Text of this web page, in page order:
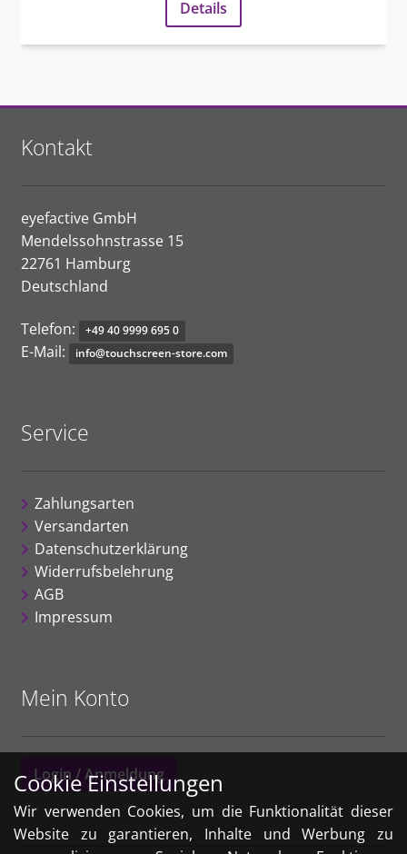
Details
Cookie Einstellungen
Wir verwenden Cookies, um die Funktionalität dieser
Website zu garantieren, Inhalte und Werbung zu
Kontakt
eyefactive GmbH
Mendelssohnstrasse 15
22761 Hamburg
Deutschland
Telefon: +494099996950
E-Mail: info@touchscreen-store.com
Service
Zahlungsarten
Versandarten
Datenschutzerklärung
Widerrufsbelehrung
AGB
Impressum
Mein Konto
Login / Anmeldung